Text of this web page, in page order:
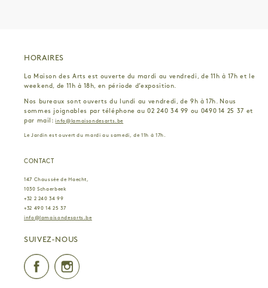
HORAIRES
La Maison des Arts est ouverte du mardi au vendredi, de 11h à 17h et le
weekend, de 11h à 18h, en période d’exposition.
Nos bureaux sont ouverts du lundi au vendredi, de 9h à 17h. Nous
sommes joignables par téléphone au 02 240 34 99 ou 0490 14 25 37 et
par mail:info@lamaisondesarts.be
Le Jardin est ouvert du mardi au samedi, de 11h à 17h.
CONTACT
147 Chaussée de Haecht,
1030 Schaerbeek
+32 2 240 34 99
+32 490 14 25 37
info@lamaisondesarts.be
SUIVEZ-NOUS